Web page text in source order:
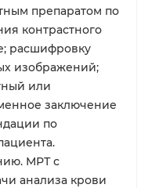
препаратом по
контрастного
расшифровку
изображений;
или
заключение
по
МРТ с
анализа крови